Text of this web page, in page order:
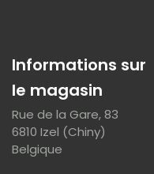
Informations sur
le magasin
Rue de la Gare, 83
6810 Izel (Chiny)
Belgique